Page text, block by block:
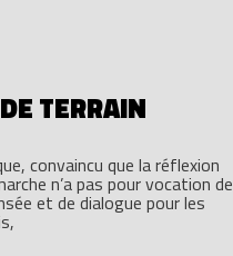
TERRAIN
convaincu que la réflexion
n’a pas pour vocation de
et de dialogue pour les